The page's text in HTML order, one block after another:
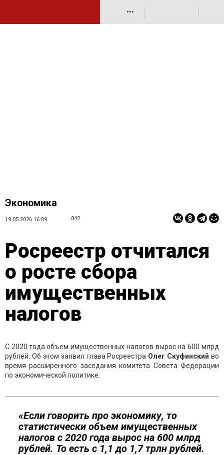
•••
Экономика
19.05.2026 16:09 842
Росреестр отчитался
о росте сбора
имущественных
налогов
С 2020 года объем имущественных налогов вырос на 600 млрд
рублей. Об этом заявил глава Росреестра Олег Скуфинский во
время расширенного заседания комитета Совета Федерации
по экономической политике.
«Если говорить про экономику, то
статистически объем имущественных
налогов с 2020 года вырос на 600 млрд
рублей. То есть с 1,1 до 1,7 трлн рублей.